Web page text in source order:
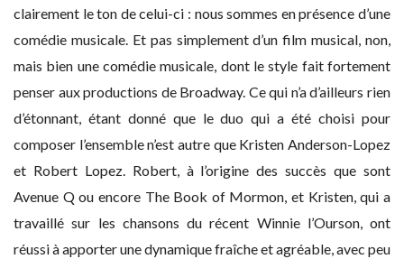
clairement le ton de celui-ci : nous sommes en présence d’une
comédie musicale. Et pas simplement d’un film musical, non,
mais bien une comédie musicale, dont le style fait fortement
penser aux productions de Broadway. Ce qui n’a d’ailleurs rien
d’étonnant, étant donné que le duo qui a été choisi pour
composer l’ensemble n’est autre que Kristen Anderson-Lopez
et Robert Lopez. Robert, à l’origine des succès que sont
Avenue Q ou encore The Book of Mormon, et Kristen, qui a
travaillé sur les chansons du récent Winnie l’Ourson, ont
réussi à apporter une dynamique fraîche et agréable, avec peu